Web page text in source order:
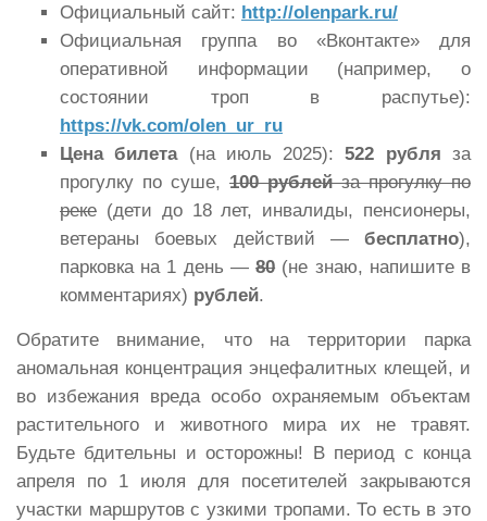
Официальный сайт: http://olenpark.ru/
Официальная группа во «Вконтакте» для
оперативной информации (например, о
состоянии троп в распутье):
https://vk.com/olen_ur_ru
Цена билета(на июль 2025):522 рубля за
прогулку по суше, 100 рублейза прогулку по
реке (дети до 18 лет, инвалиды, пенсионеры,
ветераны боевых действий — бесплатно),
парковка на 1 день —80 (не знаю, напишите в
комментариях) рублей.
Обратите внимание, что на территории парка
аномальная концентрация энцефалитных клещей, и
во избежания вреда особо охраняемым объектам
растительного и животного мира их не травят.
Будьте бдительны и осторожны! В период с конца
апреля по 1 июля для посетителей закрываются
участки маршрутов с узкими тропами. То есть в это